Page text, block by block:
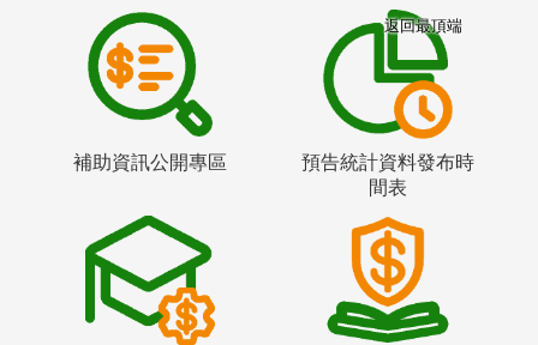
補助資訊公開專區
預告統計資料發布時
間表
返回最頂端